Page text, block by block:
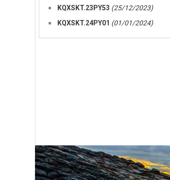
KQXSKT.23PY53 (25/12/2023)
KQXSKT.24PY01 (01/01/2024)